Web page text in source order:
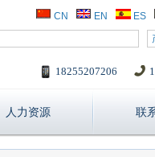
CN EN ES
18255207206
人力资源 联